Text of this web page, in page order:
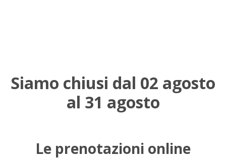
Siamo chiusi dal 02 agosto
al 31 agosto
Le prenotazioni online